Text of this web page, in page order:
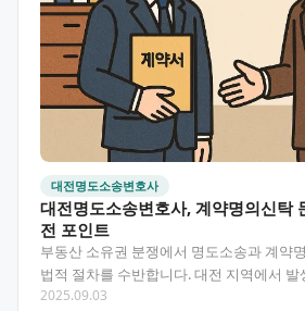
대전명도소송변호사
대전명도소송변호사, 계약명의신탁
전 포인트
부동산 소유권 분쟁에서 명도소송과 계약
법적 절차를 수반합니다. 대전 지역에서
징과 해결책을 전문 변호사의 시선으로 알
2025.09.03